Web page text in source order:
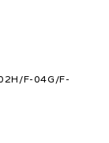
F-04G/F-